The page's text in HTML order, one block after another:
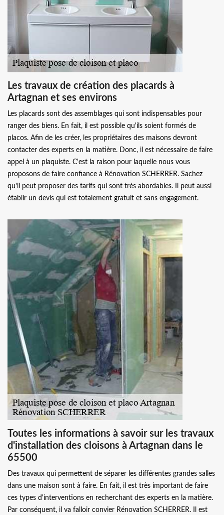
Les travaux de création des placards à
Artagnan et ses environs
Les placards sont des assemblages qui sont indispensables pour
ranger des biens. En fait, il est possible qu'ils soient formés de
placos. Afin de les créer, les propriétaires des maisons devront
contacter des experts en la matière. Donc, il est nécessaire de faire
appel à un plaquiste. C'est la raison pour laquelle nous vous
proposons de faire confiance à Rénovation SCHERRER. Sachez
qu'il peut proposer des tarifs qui sont très abordables. Il peut aussi
établir un devis qui est totalement gratuit et sans engagement.
Toutes les informations à savoir sur les travaux
d'installation des cloisons à Artagnan dans le
65500
Des travaux qui permettent de séparer les différentes grandes salles
dans une maison sont à faire. En fait, il est très important de faire
ces types d'interventions en recherchant des experts en la matière.
Par conséquent, il va falloir convier Rénovation SCHERRER. Il est